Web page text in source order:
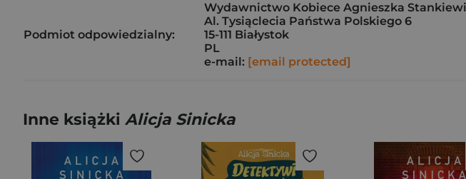
Podmiot odpowiedzialny:
Wydawnictwo Kobiece Agnieszka
Al. Tysiąclecia Państwa Polskiego 6
15-111 Białystok
PL
e-mail: [email protected]
Inne książki Alicja Sinicka